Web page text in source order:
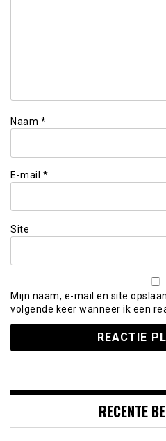
Naam *
E-mail *
Site
Mijn naam, e-mail en site
volgende keer wanneer ik een
RECENTE